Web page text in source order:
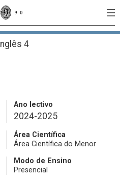
Inglês 4
Ano lectivo
2024-2025
Área Científica
Área Científica do Menor
Modo de Ensino
Presencial